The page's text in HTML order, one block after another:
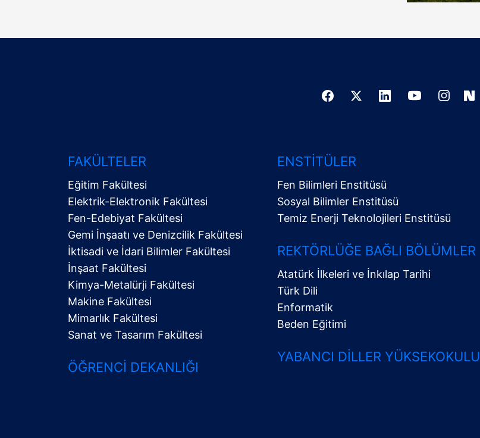
Alt
Menü
FAKÜLTELER
Eğitim Fakültesi
Elektrik-Elektronik Fakültesi
Fen-Edebiyat Fakültesi
Gemi İnşaatı ve Denizcilik Fakültesi
İktisadi ve İdari Bilimler Fakültesi
İnşaat Fakültesi
Kimya-Metalürji Fakültesi
Makine Fakültesi
Mimarlık Fakültesi
Sanat ve Tasarım Fakültesi
ÖĞRENCI DEKANLIĞI
ENSTITÜLER
Fen Bilimleri Enstitüsü
Sosyal Bilimler Enstitüsü
Temiz Enerji Teknolojileri Enstitüsü
REKTÖRLÜĞE BAĞLI BÖLÜMLER
Atatürk İlkeleri ve İnkılap Tarihi
Türk Dili
Enformatik
Beden Eğitimi
YABANCI DILLER YÜKSEKOKULU